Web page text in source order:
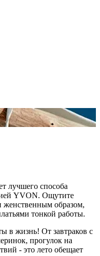
лучшего способа
YVON. Ощутите
женственным образом,
тонкой работы.
в жизнь! От завтраков с
прогулок на
- это лето обещает